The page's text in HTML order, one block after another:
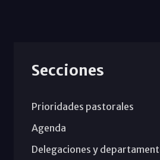
Secciones
Prioridades pastorales
Agenda
Delegaciones y